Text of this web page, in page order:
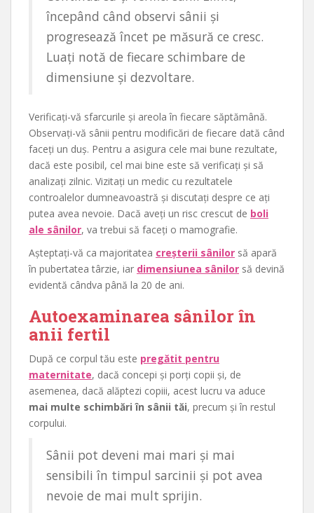
începând când observi sânii și
progresează încet pe măsură ce cresc.
Luați notă de fiecare schimbare de
dimensiune și dezvoltare.
Verificați-vă sfarcurile și areola în fiecare săptămână.
Observați-vă sânii pentru modificări de fiecare dată când
faceți un duș. Pentru a asigura cele mai bune rezultate,
dacă este posibil, cel mai bine este să verificați și să
analizați zilnic. Vizitați un medic cu rezultatele
controalelor dumneavoastră și discutați despre ce ați
putea avea nevoie. Dacă aveți un risc crescut de boli
ale sânilor, va trebui să faceți o mamografie.
Așteptați-vă ca majoritatea creșterii sânilor să apară
în pubertatea târzie, iar dimensiunea sânilor să devină
evidentă cândva până la 20 de ani.
Autoexaminarea sânilor în
anii fertil
După ce corpul tău este pregătit pentru
maternitate, dacă concepi și porți copii și, de
asemenea, dacă alăptezi copiii, acest lucru va aduce
mai multe schimbări în sânii tăi, precum și în restul
corpului.
Sânii pot deveni mai mari și mai
sensibili în timpul sarcinii și pot avea
nevoie de mai mult sprijin.